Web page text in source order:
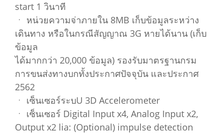
start 1 วินาที
ㆍ หน่วยความจ่าภายใน 8MB เก็บข้อมูลระหว่าง
เดินทาง หรือในกรณีสัญญาณ 3G หายได้นาน (เก็บ
ข้อมูล
ได้มากกว่า 20,000 ข้อมูล) รองรับมาตรฐานกรม
การขนส่งทางบกทั้งประกาศปัจจุบัน และประกาศ
2562
ㆍ เซ็นเซอร์ระบU 3D Accelerometer
ㆍ เซ็นเซอร์ Digital Input x4, Analog Input x2,
Output x2 lia: (Optional) impulse detection